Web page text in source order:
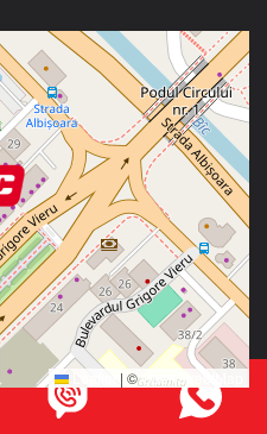
| ©OpenStreetMap
Viber